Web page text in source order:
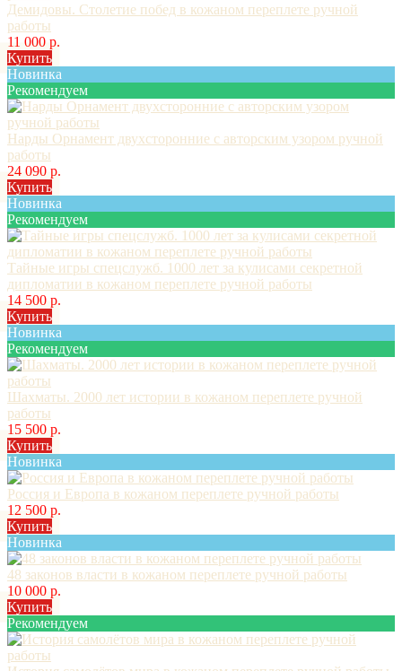
Демидовы. Столетие побед в кожаном переплете ручной
работы
11 000 р.
Купить
Новинка
Рекомендуем
Нарды Орнамент двухсторонние с авторским узором ручной
работы
24 090 р.
Купить
Новинка
Рекомендуем
Тайные игры спецслужб. 1000 лет за кулисами секретной
дипломатии в кожаном переплете ручной работы
14 500 р.
Купить
Новинка
Рекомендуем
Шахматы. 2000 лет истории в кожаном переплете ручной
работы
15 500 р.
Купить
Новинка
Россия и Европа в кожаном переплете ручной работы
12 500 р.
Купить
Новинка
48 законов власти в кожаном переплете ручной работы
10 000 р.
Купить
Рекомендуем